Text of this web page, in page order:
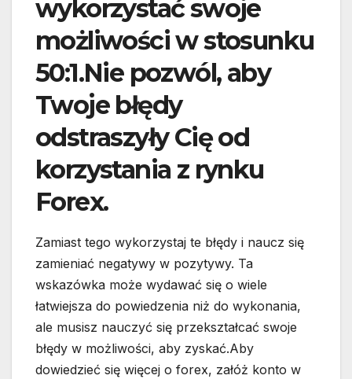
wykorzystać swoje
możliwości w stosunku
50:1.Nie pozwól, aby
Twoje błędy
odstraszyły Cię od
korzystania z rynku
Forex.
Zamiast tego wykorzystaj te błędy i naucz się
zamieniać negatywy w pozytywy. Ta
wskazówka może wydawać się o wiele
łatwiejsza do powiedzenia niż do wykonania,
ale musisz nauczyć się przekształcać swoje
błędy w możliwości, aby zyskać.Aby
dowiedzieć się więcej o forex, załóż konto w